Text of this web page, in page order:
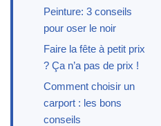
Peinture: 3 conseils
pour oser le noir
Faire la fête à petit prix
? Ça n’a pas de prix !
Comment choisir un
carport : les bons
conseils